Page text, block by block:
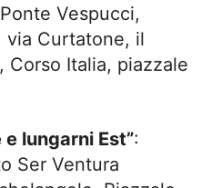
Vespucci,
via Curtatone, il
Corso Italia, piazzale
e lungarni Est”:
Ser Ventura